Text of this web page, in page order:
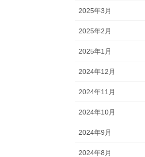
2025年3月
2025年2月
2025年1月
2024年12月
2024年11月
2024年10月
2024年9月
2024年8月